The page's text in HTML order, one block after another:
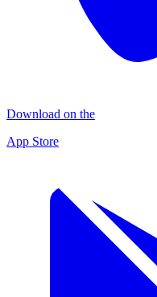
Download on the
App Store